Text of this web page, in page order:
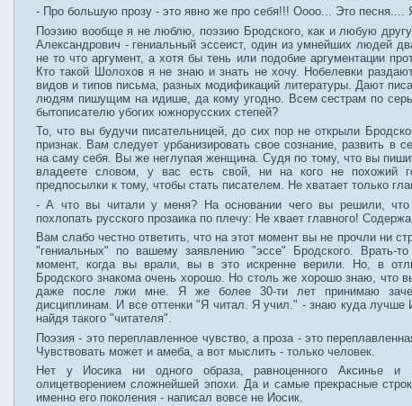
- Про большую прозу - это явно же про себя!!! Оооо... Это песня....
Поэзию вообще я не люблю, поэзию Бродского, как и любую
Александрович - гениальный эссеист, один из умнейших людей
не то что аргумент, а хотя бы тень или подобие аргументации
Кто такой Шолохов я не знаю и знать не хочу. Нобелевки
видов и типов письма, разных модификаций литературы. Дают
людям пишущим на идише, да кому угодно. Всем сестрам по
бытописателю убогих южнорусских степей?
То, что вы будучи писательницей, до сих пор не открыли
признак. Вам следует урбанизировать свое сознание, развить в
на саму себя. Вы же неглупая женщина. Судя по тому, что вы
владеете словом, у вас есть свой, ни на кого не похожий
предпосылки к тому, чтобы стать писателем. Не хватает только
- А что вы читали у меня? На основании чего вы решили, что
похлопать русского прозаика по плечу: Не хвает главного!
Вам слабо честно ответить, что на этот момент вы не прочли ни
"гениальных" по вашему заявлению "эссе" Бродского. Врать-
момент, когда вы врали, вы в это искренне верили. Но, в
Бродского знакома очень хорошо. Но столь же хорошо знаю, что
даже после лжи мне. Я же более 30-ти лет принимаю
дисциплинам. И все оттенки "Я читал. Я учил." - знаю куда лучше
найдя такого "читателя".
Поэзия - это переплавленное чувство, а проза - это
Чувствовать может и амеба, а вот мыслить - только человек.
Нет у Иосика ни одного образа, равноценного Аксинье и
олицетворением сложнейшей эпохи. Да и самые прекрасные
именно его поколения - написал вовсе не Иосик.